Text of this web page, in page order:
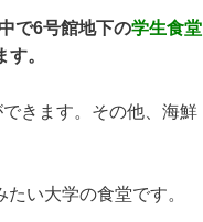
で6号館地下の学生食堂
。
きます。その他、海鮮
い大学の食堂です。